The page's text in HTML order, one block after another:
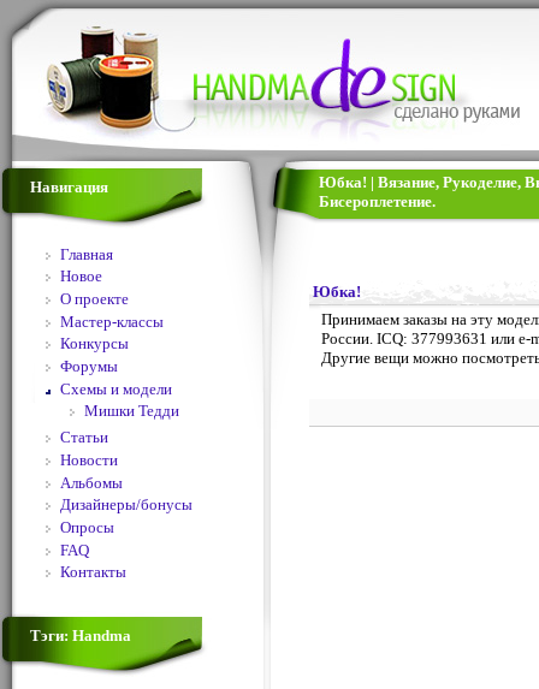
Навигация
Главная
Новое
О проекте
Мастер-классы
Конкурсы
Форумы
Схемы и модели
Мишки Тедди
Статьи
Новости
Альбомы
Дизайнеры/бонусы
Опросы
FAQ
Контакты
Тэги: Handma
Юбка! | Вязание, Рукоделие,
Бисероплетение.
Юбка!
Принимаем заказы на эту
России. ICQ: 377993631 или e-
Другие вещи можно